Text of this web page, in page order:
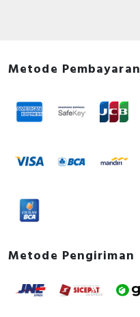
Metode Pembayaran
Metode Pengiriman